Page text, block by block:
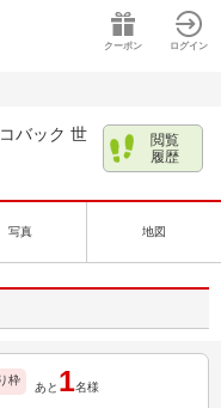
クーポン ログイン
バック 世
閲覧
履歴
写真 地図
枠
あと 1名様